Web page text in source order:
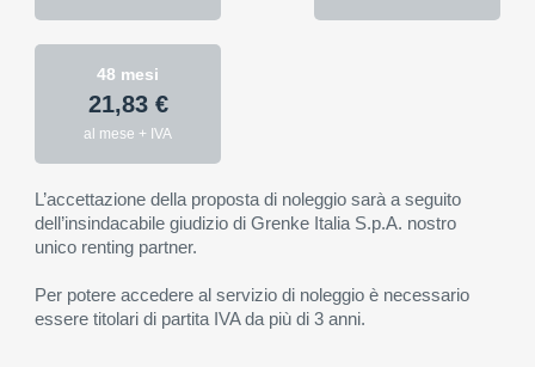
48 mesi
21,83 €
al mese + IVA
L’accettazione della proposta di noleggio sarà a seguito
dell’insindacabile giudizio di Grenke Italia S.p.A. nostro
unico renting partner.
Per potere accedere al servizio di noleggio è necessario
essere titolari di partita IVA da più di 3 anni.